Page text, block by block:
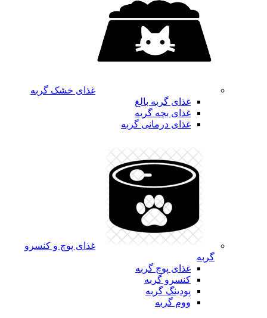
غذای خشک گربه
غذای گربه بالغ
غذای بچه گربه
غذای درمانی گربه
غذای پوچ و کنسرو
گربه
غذای پوچ گربه
کنسرو گربه
پودینگ گربه
ووم گربه